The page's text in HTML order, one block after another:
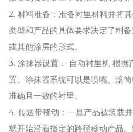
2. 材料准备：准备衬里材料并将
类型和产品的具体要求决定了制
或其他涂层的形式。
3. 涂抹器设置：
自动衬里机 根据
置。涂抹器系统可以是喷嘴、滚
准确且一致的衬里。
4. 传送带移动：一旦产品被装载
就开始沿着指定的路径移动产品